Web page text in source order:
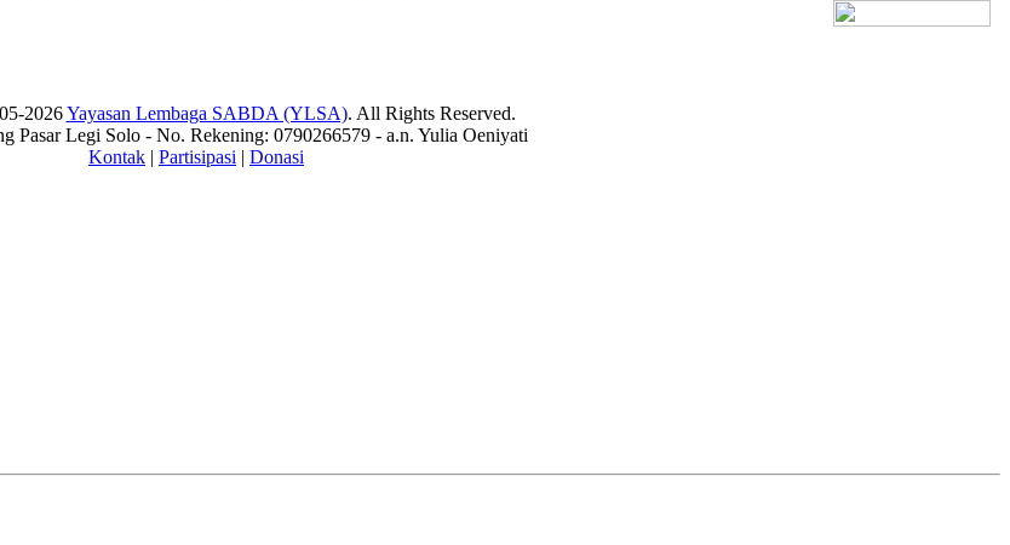
2026Yayasan Lembaga SABDA (YLSA). All Rights Reserved.
Pasar Legi Solo - No. Rekening: 0790266579 - a.n. Yulia Oeniyati
Kontak | Partisipasi | Donasi